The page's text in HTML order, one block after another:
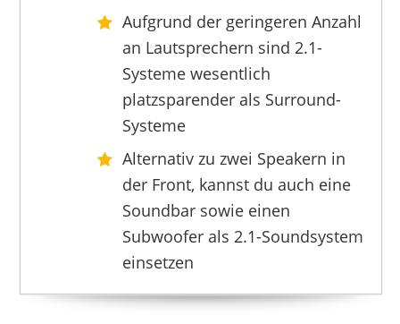
LOGITECH
Aufgrund der geringeren Anzahl
an Lautsprechern sind 2.1-
Systeme wesentlich
platzsparender als Surround-
Systeme
Alternativ zu zwei Speakern in
der Front, kannst du auch eine
Soundbar sowie einen
Subwoofer als 2.1-Soundsystem
einsetzen